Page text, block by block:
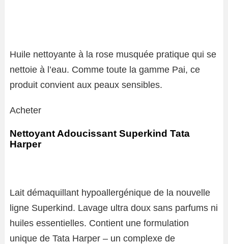
Huile nettoyante à la rose musquée pratique qui se
nettoie à l’eau. Comme toute la gamme Pai, ce
produit convient aux peaux sensibles.
Acheter
Nettoyant Adoucissant Superkind Tata
Harper
Lait démaquillant hypoallergénique de la nouvelle
ligne Superkind. Lavage ultra doux sans parfums ni
huiles essentielles. Contient une formulation
unique de Tata Harper – un complexe de